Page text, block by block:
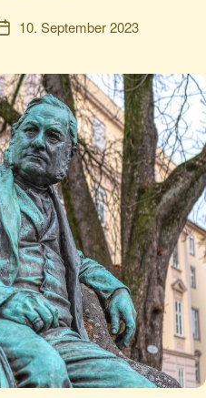
Veröffentlichungsdatum
10. September 2023